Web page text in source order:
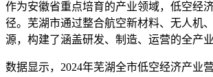
作为安徽省重点培育的产业领域，低空经
径。芜湖市通过整合航空新材料、无人机
源，构建了涵盖研发、制造、运营的全产业
数据显示，2024年芜湖全市低空经济产业营